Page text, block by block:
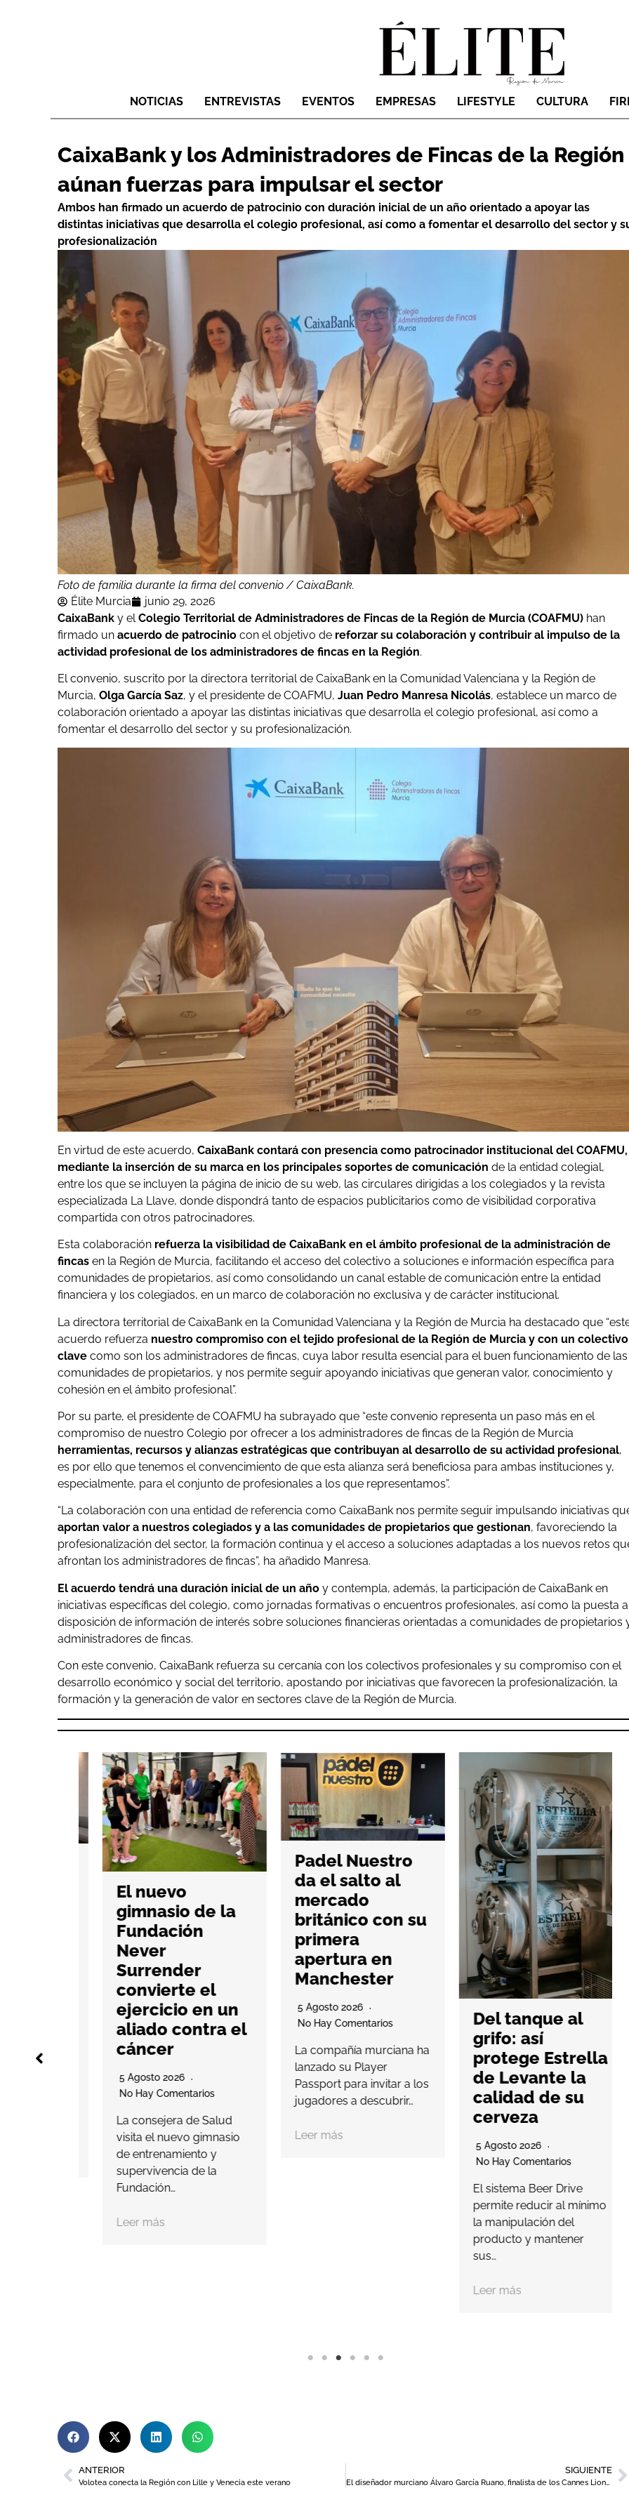
NOTICIAS ENTREVISTAS EVENTOS EMPRESAS LIFESTYLE CULTURA
CaixaBank y los Administradores de Fincas de la Región
aúnan fuerzas para impulsar el sector
Ambos han firmado un acuerdo de patrocinio con duración inicial de un año orientado a apoyar las
distintas iniciativas que desarrolla el colegio profesional, así como a fomentar el desarrollo del sector y
profesionalización
Foto de familia durante la firma del convenio / CaixaBank.
Élite Murcia
junio 29, 2026
CaixaBank y el Colegio Territorial de Administradores de Fincas de la Región de Murcia (COAFMU) han
firmado un acuerdo de patrocinio con el objetivo de reforzar su colaboración y contribuir al impulso de la
actividad profesional de los administradores de fincas en la Región.
El convenio, suscrito por la directora territorial de CaixaBank en la Comunidad Valenciana y la Región de
Murcia, Olga García Saz, y el presidente de COAFMU, Juan Pedro Manresa Nicolás, establece un marco de
colaboración orientado a apoyar las distintas iniciativas que desarrolla el colegio profesional, así como a
fomentar el desarrollo del sector y su profesionalización.
En virtud de este acuerdo, CaixaBank contará con presencia como patrocinador institucional del COAFMU,
mediante la inserción de su marca en los principales soportes de comunicación de la entidad colegial,
entre los que se incluyen la página de inicio de su web, las circulares dirigidas a los colegiados y la revista
especializada La Llave, donde dispondrá tanto de espacios publicitarios como de visibilidad corporativa
compartida con otros patrocinadores.
Esta colaboración refuerza la visibilidad de CaixaBank en el ámbito profesional de la administración de
fincas en la Región de Murcia, facilitando el acceso del colectivo a soluciones e información específica para
comunidades de propietarios, así como consolidando un canal estable de comunicación entre la entidad
financiera y los colegiados, en un marco de colaboración no exclusiva y de carácter institucional.
La directora territorial de CaixaBank en la Comunidad Valenciana y la Región de Murcia ha destacado que
acuerdo refuerza nuestro compromiso con el tejido profesional de la Región de Murcia y con un colectivo
clave como son los administradores de fincas, cuya labor resulta esencial para el buen funcionamiento de las
comunidades de propietarios, y nos permite seguir apoyando iniciativas que generan valor, conocimiento y
cohesión en el ámbito profesional”.
Por su parte, el presidente de COAFMU ha subrayado que “este convenio representa un paso más en el
compromiso de nuestro Colegio por ofrecer a los administradores de fincas de la Región de Murcia
herramientas, recursos y alianzas estratégicas que contribuyan al desarrollo de su actividad profesional,
es por ello que tenemos el convencimiento de que esta alianza será beneficiosa para ambas instituciones y,
especialmente, para el conjunto de profesionales a los que representamos”.
“La colaboración con una entidad de referencia como CaixaBank nos permite seguir impulsando iniciativas
aportan valor a nuestros colegiados y a las comunidades de propietarios que gestionan, favoreciendo la
profesionalización del sector, la formación continua y el acceso a soluciones adaptadas a los nuevos retos
afrontan los administradores de fincas”, ha añadido Manresa.
El acuerdo tendrá una duración inicial de un año y contempla, además, la participación de CaixaBank en
iniciativas específicas del colegio, como jornadas formativas o encuentros profesionales, así como la puesta a
disposición de información de interés sobre soluciones financieras orientadas a comunidades de propietarios
administradores de fincas.
Con este convenio, CaixaBank refuerza su cercanía con los colectivos profesionales y su compromiso con el
desarrollo económico y social del territorio, apostando por iniciativas que favorecen la profesionalización, la
formación y la generación de valor en sectores clave de la Región de Murcia.
El nuevo
gimnasio de la
Fundación
Never
Surrender
convierte el
ejercicio en un
aliado contra el
cáncer
5 Agosto 2026
No Hay Comentarios
La consejera de Salud
visita el nuevo gimnasio
de entrenamiento y
supervivencia de la
Fundación…
Leer más
Padel Nuestro
da el salto al
mercado
británico con su
primera
apertura en
Manchester
5 Agosto 2026
No Hay Comentarios
La compañía murciana ha
lanzado su Player
Passport para invitar a los
jugadores a descubrir…
Leer más
Del tanque al
grifo: así
protege Estrella
de Levante la
calidad de su
cerveza
5 Agosto 2026
No Hay Comentarios
El sistema Beer Drive
permite reducir al mínimo
la manipulación del
producto y mantener
sus…
Leer más
ANTERIOR
Volotea conecta la Región con Lille y Venecia este verano
SIGUIENTE
El diseñador murciano Álvaro García Ruano, finalista de los Cannes Lions 2026